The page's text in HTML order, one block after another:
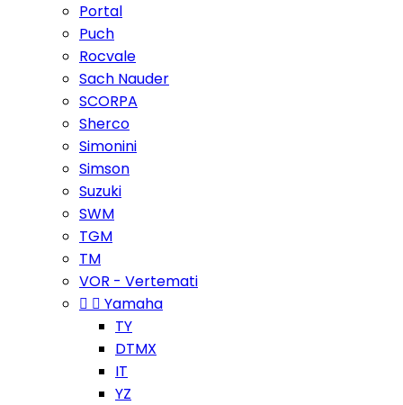
Portal
Puch
Rocvale
Sach Nauder
SCORPA
Sherco
Simonini
Simson
Suzuki
SWM
TGM
TM
VOR - Vertemati
  Yamaha
TY
DTMX
IT
YZ